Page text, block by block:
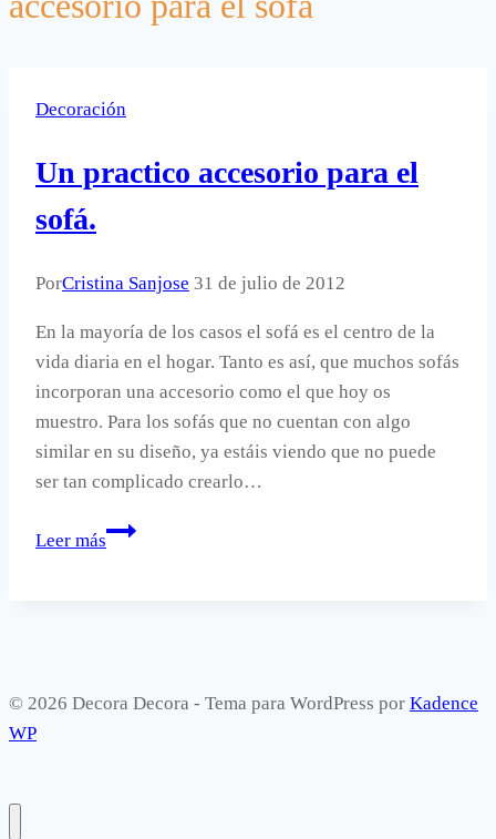
Decoración
Un practico accesorio para el
sofá.
PorCristina Sanjose 31 de julio de 2012
En la mayoría de los casos el sofá es el centro de la
vida diaria en el hogar. Tanto es así, que muchos sofás
incorporan una accesorio como el que hoy os
muestro. Para los sofás que no cuentan con algo
similar en su diseño, ya estáis viendo que no puede
ser tan complicado crearlo…
Leer más
Un
© 2026 Decora Decora - Tema para WordPress por Kadence
WP